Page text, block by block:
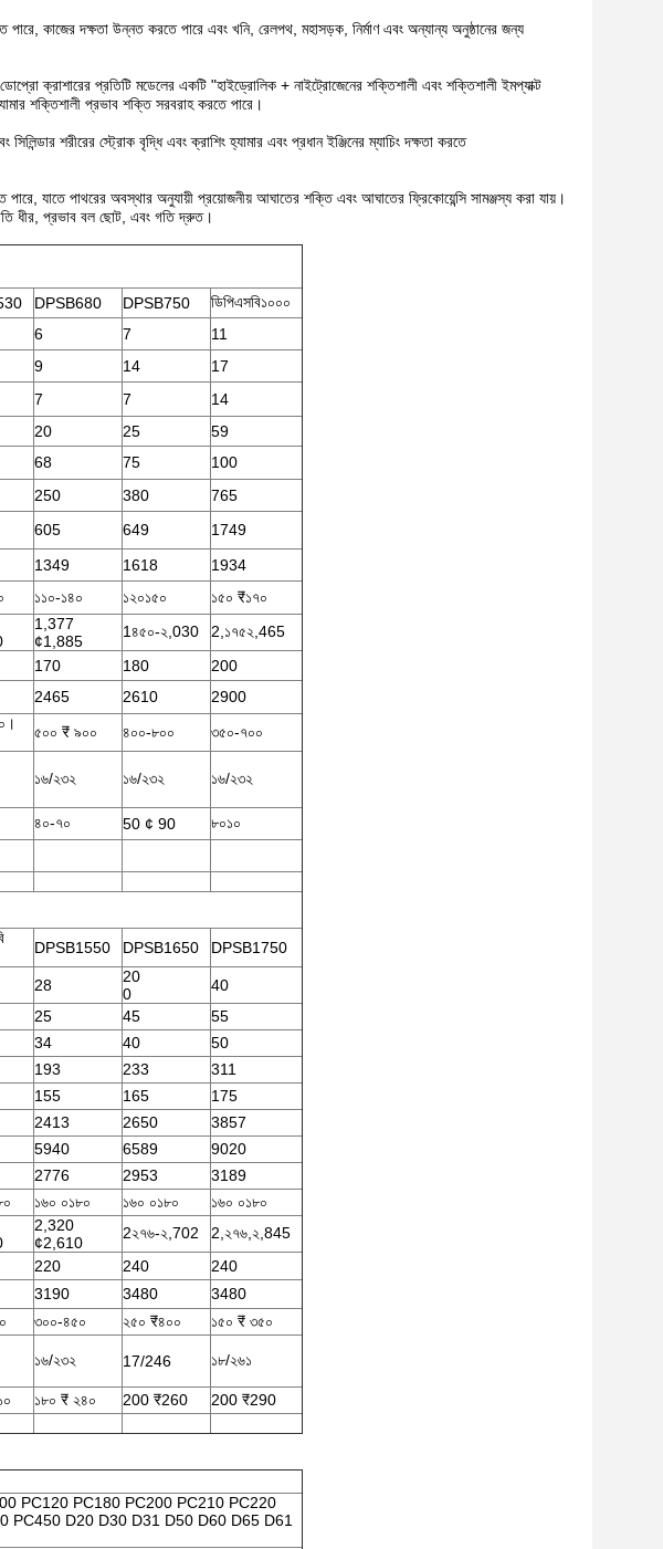
পারে, কাজের দক্ষতা উন্নত করতে পারে এবং খনি, রেলপথ, মহাসড়ক, নির্মাণ এবং অন্যান্য অনুষ্ঠানের জন্য
ক্রাশারের প্রতিটি মডেলের একটি "হাইড্রোলিক + নাইট্রোজেনের শক্তিশালী এবং শক্তিশালী ইমপ্যাক্ট
শক্তিশালী প্রভাব শক্তি সরবরাহ করতে পারে।
শরীরের স্ট্রোক বৃদ্ধি এবং ক্রাশিং হ্যামার এবং প্রধান ইঞ্জিনের ম্যাচিং দক্ষতা করতে
পারে, যাতে পাথরের অবস্থার অনুযায়ী প্রয়োজনীয় আঘাতের শক্তি এবং আঘাতের ফ্রিকোয়েন্সি সামঞ্জস্য করা যায়।
ধীর, প্রভাব বল ছোট, এবং গতি দ্রুত।
DPSB680 DPSB750 ডিপিএসবি১০০০
6 7
11
9 14
17
7 7 14
20 25
59
68 75 100
250 380
765
605 649
1749
1349 1618 1934
১১০-১৪০ ১২০১৫০
১৫০ ₹১৭০
1,377
¢1,885
1৪৫০-২,030 2,১৭৫২,465
170 180
200
2465 2610
2900
৫০০ ₹ ৯০০ ৪০০-৮০০ ৩৫০-৭০০
১৬/২৩২ ১৬/২৩২ ১৬/২৩২
৪০-৭০ 50 ¢ 90 ৮০১০
DPSB1550 DPSB1650 DPSB1750
28
20
0
40
25 45
55
34 40
50
193 233
311
155 165
175
2413 2650
3857
5940 6589
9020
2776 2953 3189
১৬০ ০১৮০ ১৬০ ০১৮০
১৬০ ০১৮০
2,320
¢2,610
2২৭৬-২,702 2,২৭৬,২,845
220 240
240
3190 3480
3480
৩০০-৪৫০ ২৫০ ₹৪০০
১৫০ ₹ ৩৫০
১৬/২৩২ 17/246 ১৮/২৬১
১৮০ ₹ ২৪০ 200 ₹260 200 ₹290
PC120 PC180 PC200 PC210 PC220
PC450 D20 D30 D31 D50 D60 D65 D61